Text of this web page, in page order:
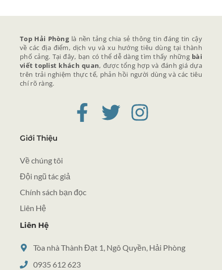
Top Hải Phònglà nền tảng chia sẻ thông tin đáng tin cậy
về các địa điểm, dịch vụ và xu hướng tiêu dùng tại thành
phố cảng. Tại đây, bạn có thể dễ dàng tìm thấy những bài
viết toplist khách quan, được tổng hợp và đánh giá dựa
trên trải nghiệm thực tế, phản hồi người dùng và các tiêu
chí rõ ràng.
Giới Thiệu
Về chúng tôi
Đội ngũ tác giả
Chính sách bạn đọc
Liên Hệ
Liên Hệ
Tòa nhà Thành Đạt 1, Ngô Quyền, Hải Phòng
0935 612 623